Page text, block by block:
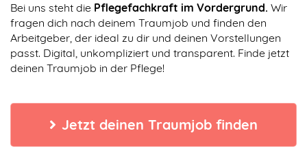
Bei uns steht die Pflegefachkraft im Vordergrund. Wir
fragen dich nach deinem Traumjob und finden den
Arbeitgeber, der ideal zu dir und deinen Vorstellungen
passt. Digital, unkompliziert und transparent. Finde jetzt
deinen Traumjob in der Pflege!
Jetzt deinen Traumjob finden